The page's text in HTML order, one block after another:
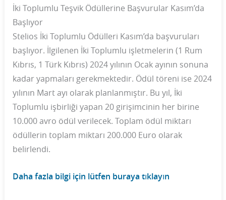
İki Toplumlu Teşvik Ödüllerine Başvurular Kasım’da
Başlıyor
Stelios İki Toplumlu Ödülleri Kasım’da başvuruları
başlıyor. İlgilenen İki Toplumlu işletmelerin (1 Rum
Kıbrıs, 1 Türk Kıbrıs) 2024 yılının Ocak ayının sonuna
kadar yapmaları gerekmektedir. Ödül töreni ise 2024
yılının Mart ayı olarak planlanmıştır. Bu yıl, İki
Toplumlu işbirliği yapan 20 girişimcinin her birine
10.000 avro ödül verilecek. Toplam ödül miktarı
ödüllerin toplam miktarı 200.000 Euro olarak
belirlendi.
Daha fazla bilgi için lütfen buraya tıklayın